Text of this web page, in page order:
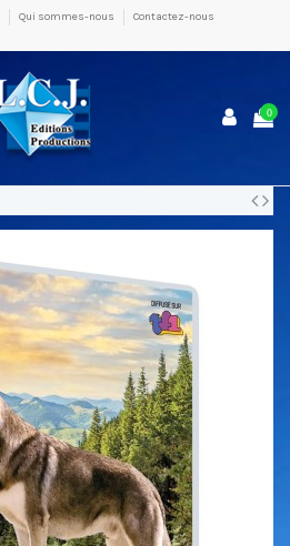
Qui sommes-nous
Contactez-nous
0